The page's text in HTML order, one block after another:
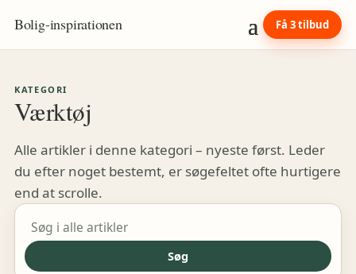
Bolig-inspirationen Få 3 tilbud
KATEGORI
Værktøj
Alle artikler i denne kategori – nyeste først. Leder
du efter noget bestemt, er søgefeltet ofte hurtigere
end at scrolle.
Søg i artikler Søg